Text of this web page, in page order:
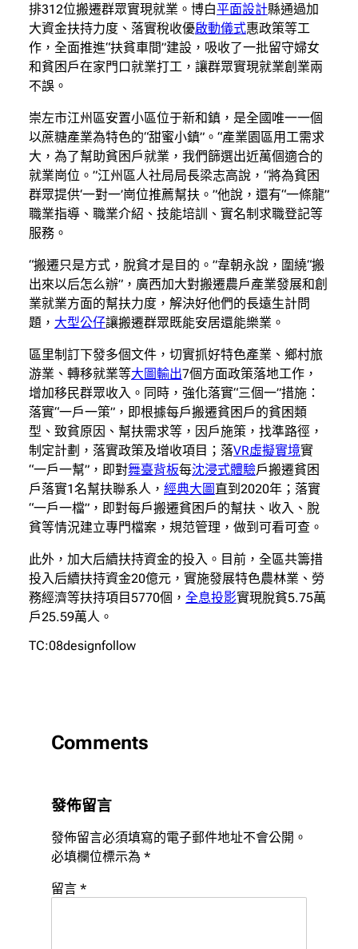
排312位搬遷群眾實現就業。博白平面設計縣通過加
大資金扶持力度、落實稅收優啟動儀式惠政策等工
作，全面推進“扶貧車間”建設，吸收了一批留守婦女
和貧困戶在家門口就業打工，讓群眾實現就業創業兩
不誤。
崇左市江州區安置小區位于新和鎮，是全國唯一一個
以蔗糖產業為特色的“甜蜜小鎮”。“產業園區用工需求
大，為了幫助貧困戶就業，我們篩選出近萬個適合的
就業崗位。”江州區人社局局長梁志高說，“將為貧困
群眾提供‘一對一’崗位推薦幫扶。”他說，還有“一條龍”
職業指導、職業介紹、技能培訓、實名制求職登記等
服務。
“搬遷只是方式，脫貧才是目的。”韋朝永說，圍繞“搬
出來以后怎么辦”，廣西加大對搬遷農戶產業發展和創
業就業方面的幫扶力度，解決好他們的長遠生計問
題， 大型公仔讓搬遷群眾既能安居還能樂業。
區里制訂下發多個文件，切實抓好特色產業、鄉村旅
游業、轉移就業等大圖輸出7個方面政策落地工作，
增加移民群眾收入。同時，強化落實“三個一”措施：
落實“一戶一策”，即根據每戶搬遷貧困戶的貧困類
型、致貧原因、幫扶需求等，因戶施策，找準路徑，
制定計劃，落實政策及增收項目；落VR虛擬實境實
“一戶一幫”，即對舞臺背板每沈浸式體驗戶搬遷貧困
戶落實1名幫扶聯系人， 經典大圖直到2020年；落實
“一戶一檔”，即對每戶搬遷貧困戶的幫扶、收入、脫
貧等情況建立專門檔案，規范管理，做到可看可查。
此外，加大后續扶持資金的投入。目前，全區共籌措
投入后續扶持資金20億元，實施發展特色農林業、勞
務經濟等扶持項目5770個， 全息投影實現脫貧5.75萬
戶25.59萬人。
TC:08designfollow
Comments
發佈留言
發佈留言必須填寫的電子郵件地址不會公開。
必填欄位標示為 *
留言 *